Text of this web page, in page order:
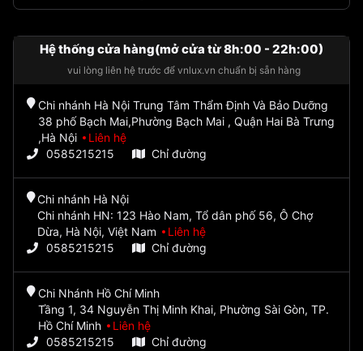
Hệ thống cửa hàng(mở cửa từ 8h:00 - 22h:00)
vui lòng liên hệ trước để vnlux.vn chuẩn bị sẵn hàng
Chi nhánh Hà Nội Trung Tâm Thẩm Định Và Bảo Dưỡng
38 phố Bạch Mai,Phường Bạch Mai , Quận Hai Bà Trưng
,Hà Nội
Liên hệ
0585215215
Chỉ đường
Chi nhánh Hà Nội
Chi nhánh HN: 123 Hào Nam, Tổ dân phố 56, Ô Chợ
Dừa, Hà Nội, Việt Nam
Liên hệ
0585215215
Chỉ đường
Chi Nhánh Hồ Chí Minh
Tầng 1, 34 Nguyễn Thị Minh Khai, Phường Sài Gòn, TP.
Hồ Chí Minh
Liên hệ
0585215215
Chỉ đường